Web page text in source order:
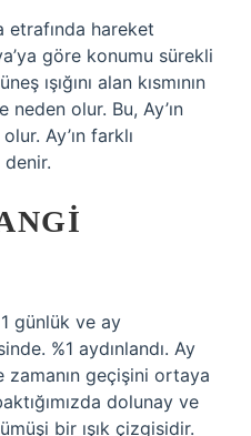
etrafında hareket
göre konumu sürekli
ışığını alan kısmının
olur. Bu, Ay’ın
Ay’ın farklı
günlük ve ay
%1 aydınlandı. Ay
geçişini ortaya
dolunay ve
bir ışık çizgisidir.